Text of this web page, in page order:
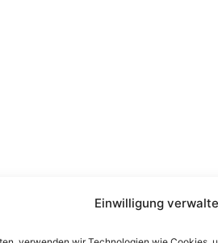
Einwilligung